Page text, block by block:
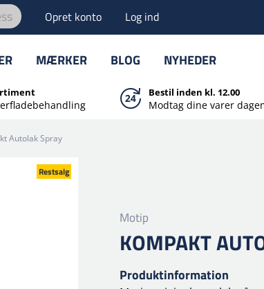
Opret konto Log ind
MÆRKER BLOG NYHEDER
Bestil inden kl. 12.00
Modtag dine varer
Autolak Spray
Restsalg
Motip
KOMPAKT
Produktinformation